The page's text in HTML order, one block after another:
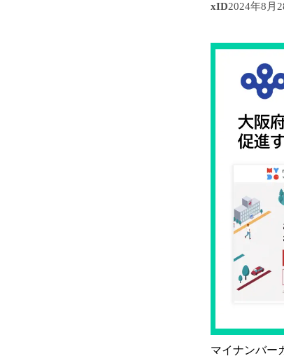
xID2024年8月
マイナンバー